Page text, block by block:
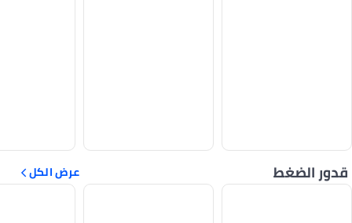
قدور الضغط عرض الكل